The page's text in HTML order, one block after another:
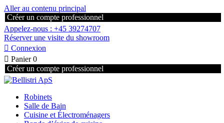
Aller au contenu principal
Créer un compte professionnel
Appelez-nous : +45 39274707
Réserver une visite du showroom
 Connexion
 Panier 0
Créer un compte professionnel
Robinets
Salle de Bain
Cuisine et Électroménagers